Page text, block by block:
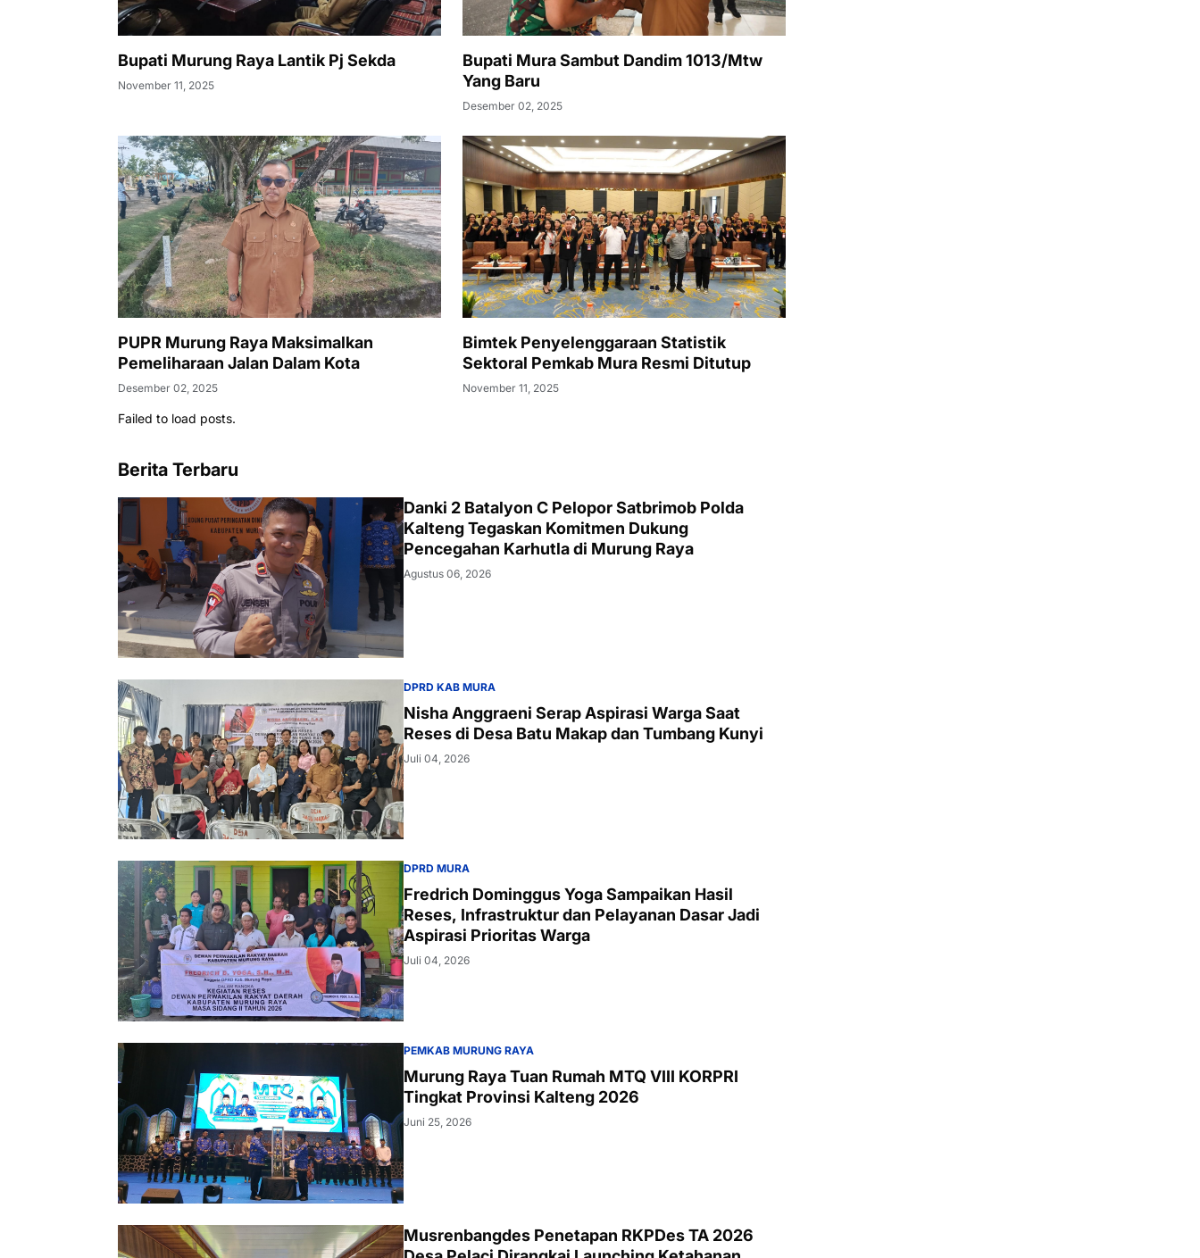
Bupati Murung Raya Lantik Pj Sekda
November 11, 2025
Bupati Mura Sambut Dandim 1013/Mtw
Yang Baru
Desember 02, 2025
PUPR Murung Raya Maksimalkan
Pemeliharaan Jalan Dalam Kota
Desember 02, 2025
Bimtek Penyelenggaraan Statistik
Sektoral Pemkab Mura Resmi Ditutup
November 11, 2025
Failed to load posts.
Berita Terbaru
Danki 2 Batalyon C Pelopor Satbrimob Polda
Kalteng Tegaskan Komitmen Dukung
Pencegahan Karhutla di Murung Raya
Agustus 06, 2026
DPRD KAB MURA
Nisha Anggraeni Serap Aspirasi Warga Saat
Reses di Desa Batu Makap dan Tumbang Kunyi
Juli 04, 2026
DPRD MURA
Fredrich Dominggus Yoga Sampaikan Hasil
Reses, Infrastruktur dan Pelayanan Dasar Jadi
Aspirasi Prioritas Warga
Juli 04, 2026
PEMKAB MURUNG RAYA
Murung Raya Tuan Rumah MTQ VIII KORPRI
Tingkat Provinsi Kalteng 2026
Juni 25, 2026
Musrenbangdes Penetapan RKPDes TA 2026